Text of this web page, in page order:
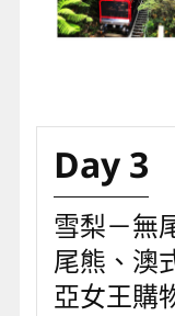
Day 3
雪梨－無
尾熊、澳
亞女王購